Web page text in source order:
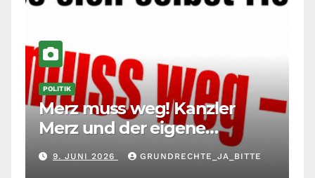
POLITIK
Merz muss weg! Kanzler
Merz und der eigene
Maßstab: Wer andere richtet,
muss sich selbst richten
9. JUNI 2026 GRUNDRECHTE_JA_BITTE